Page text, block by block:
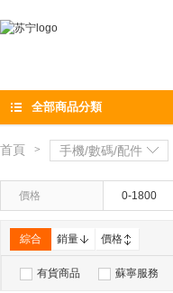
全部商品分類
首頁 > 手機/數碼/配件
價格 0-1800
綜合 銷量 價格
有貨商品 蘇寧服務